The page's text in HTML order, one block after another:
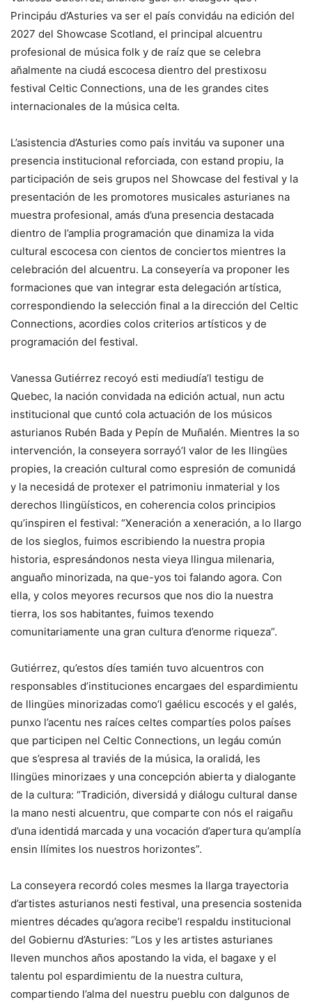
Principáu d’Asturies va ser el país convidáu na edición del
2027 del Showcase Scotland, el principal alcuentru
profesional de música folk y de raíz que se celebra
añalmente na ciudá escocesa dientro del prestixosu
festival Celtic Connections, una de les grandes cites
internacionales de la música celta.
L’asistencia d’Asturies como país invitáu va suponer una
presencia institucional reforciada, con estand propiu, la
participación de seis grupos nel Showcase del festival y la
presentación de les promotores musicales asturianes na
muestra profesional, amás d’una presencia destacada
dientro de l’amplia programación que dinamiza la vida
cultural escocesa con cientos de conciertos mientres la
celebración del alcuentru. La conseyería va proponer les
formaciones que van integrar esta delegación artística,
correspondiendo la selección final a la dirección del Celtic
Connections, acordies colos criterios artísticos y de
programación del festival.
Vanessa Gutiérrez recoyó esti mediudía’l testigu de
Quebec, la nación convidada na edición actual, nun actu
institucional que cuntó cola actuación de los músicos
asturianos Rubén Bada y Pepín de Muñalén. Mientres la so
intervención, la conseyera sorrayó’l valor de les llingües
propies, la creación cultural como espresión de comunidá
y la necesidá de protexer el patrimoniu inmaterial y los
derechos llingüísticos, en coherencia colos principios
qu’inspiren el festival: “Xeneración a xeneración, a lo llargo
de los sieglos, fuimos escribiendo la nuestra propia
historia, espresándonos nesta vieya llingua milenaria,
anguaño minorizada, na que-yos toi falando agora. Con
ella, y colos meyores recursos que nos dio la nuestra
tierra, los sos habitantes, fuimos texendo
comunitariamente una gran cultura d’enorme riqueza”.
Gutiérrez, qu’estos díes tamién tuvo alcuentros con
responsables d’instituciones encargaes del espardimientu
de llingües minorizadas como’l gaélicu escocés y el galés,
punxo l’acentu nes raíces celtes compartíes polos países
que participen nel Celtic Connections, un legáu común
que s’espresa al traviés de la música, la oralidá, les
llingües minorizaes y una concepción abierta y dialogante
de la cultura: “Tradición, diversidá y diálogu cultural danse
la mano nesti alcuentru, que comparte con nós el raigañu
d’una identidá marcada y una vocación d’apertura qu’amplía
ensin llímites los nuestros horizontes”.
La conseyera recordó coles mesmes la llarga trayectoria
d’artistes asturianos nesti festival, una presencia sostenida
mientres décades qu’agora recibe’l respaldu institucional
del Gobiernu d’Asturies: “Los y les artistes asturianes
lleven munchos años apostando la vida, el bagaxe y el
talentu pol espardimientu de la nuestra cultura,
compartiendo l’alma del nuestru pueblu con dalgunos de